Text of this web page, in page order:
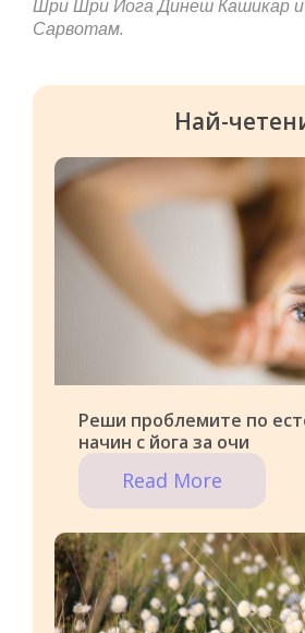
Шри Шри Йога Динеш Кашикар
Сарвотам.
Най-
Реши проблемите по
начин с йога за очи
Read More